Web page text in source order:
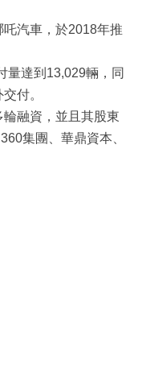
汽車，於2018年推
量達到13,029輛，同
付。
融資，並且其股東
集團、華鼎資本、